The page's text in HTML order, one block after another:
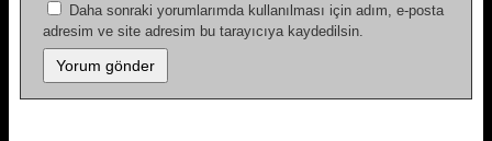
Daha sonraki yorumlarımda kullanılması için adım, e-posta
adresim ve site adresim bu tarayıcıya kaydedilsin.